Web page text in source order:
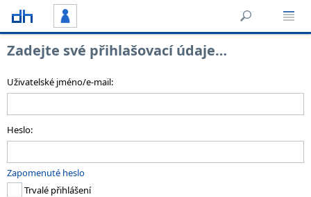
Zadejte své přihlašovací údaje…
Uživatelské jméno/e-mail:
Heslo:
Zapomenuté heslo
Trvalé přihlášení